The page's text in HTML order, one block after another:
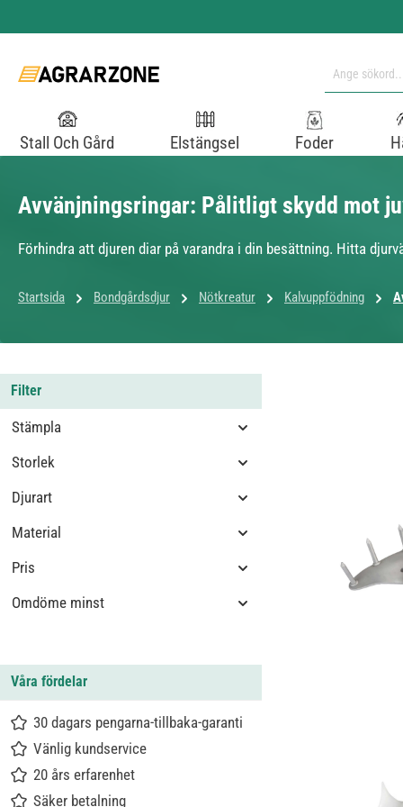
Stall Och Gård Elstängsel Foder
Avvänjningsringar: Pålitligt skydd mot
Förhindra att djuren diar på varandra i din besättning. Hitta
Startsida Bondgårdsdjur Nötkreatur Kalvuppfödning
Filter
Stämpla
Storlek
Djurart
Material
Pris
Omdöme minst
Våra fördelar
30 dagars pengarna-tillbaka-garanti
Vänlig kundservice
20 års erfarenhet
Säker betalning